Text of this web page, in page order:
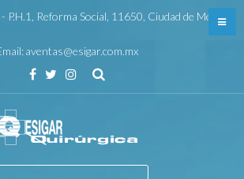
P.H.1, Reforma Social, 11650, Ciudad de México,
aventas@esigar.com.mx
Facebook
TwitterInstagram